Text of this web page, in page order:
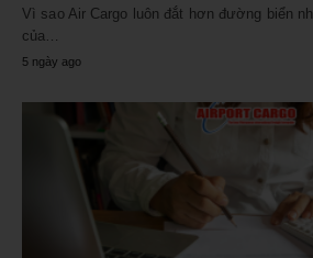
Vì sao Air Cargo luôn đắt hơn đường biển
của…
5 ngày ago